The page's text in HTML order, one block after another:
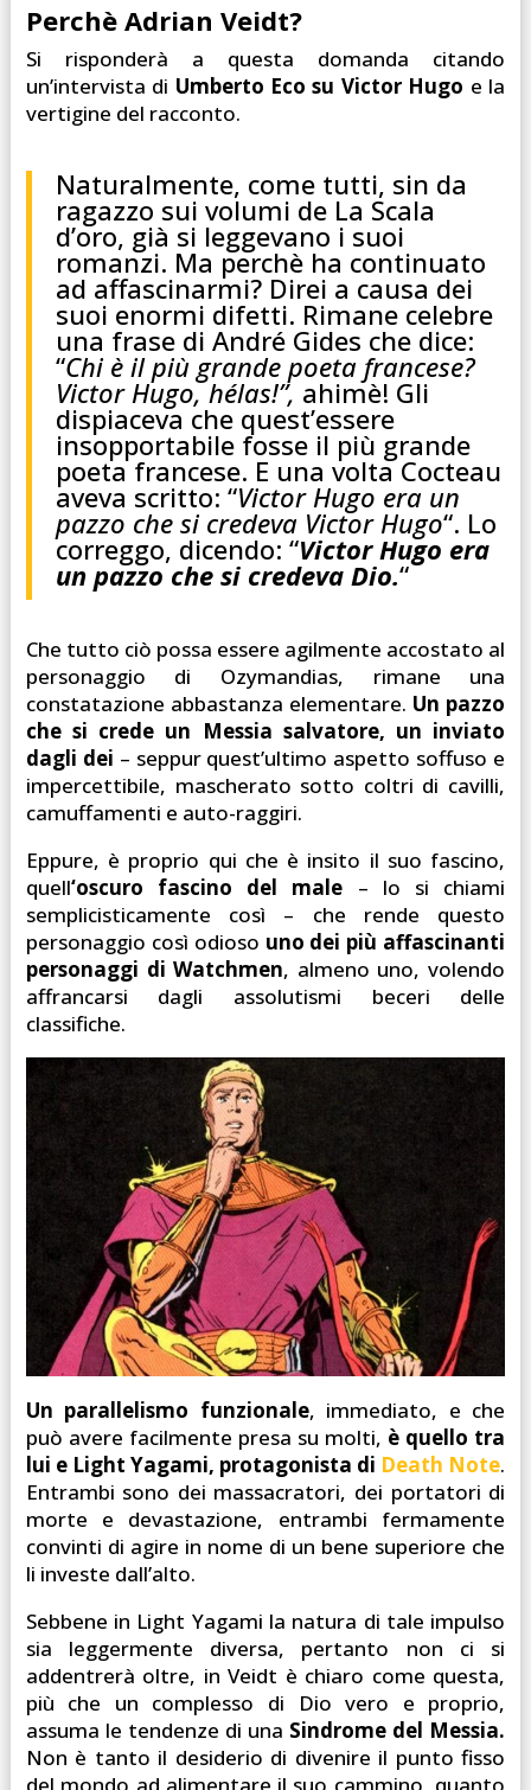
Perchè Adrian Veidt?
Si risponderà a questa domanda citando
un’intervista di Umberto Eco su Victor Hugo e la
vertigine del racconto.
Naturalmente, come tutti, sin da
ragazzo sui volumi de La Scala
d’oro, già si leggevano i suoi
romanzi. Ma perchè ha continuato
ad affascinarmi? Direi a causa dei
suoi enormi difetti. Rimane celebre
una frase di André Gides che dice:
“Chi è il più grande poeta francese?
Victor Hugo, hélas!”, ahimè! Gli
dispiaceva che quest’essere
insopportabile fosse il più grande
poeta francese. E una volta Cocteau
aveva scritto: “Victor Hugo era un
pazzo che si credeva Victor Hugo“. Lo
correggo, dicendo: “Victor Hugo era
un pazzo che si credeva Dio.“
Che tutto ciò possa essere agilmente accostato al
personaggio di Ozymandias, rimane una
constatazione abbastanza elementare. Un pazzo
che si crede un Messia salvatore, un inviato
dagli dei – seppur quest’ultimo aspetto soffuso e
impercettibile, mascherato sotto coltri di cavilli,
camuffamenti e auto-raggiri.
Eppure, è proprio qui che è insito il suo fascino,
quell‘oscuro fascino del male – lo si chiami
semplicisticamente così – che rende questo
personaggio così odioso uno dei più affascinanti
personaggi di Watchmen, almeno uno, volendo
affrancarsi dagli assolutismi beceri delle
classifiche.
Un parallelismo funzionale, immediato, e che
può avere facilmente presa su molti, è quello tra
lui e Light Yagami, protagonista di Death Note.
Entrambi sono dei massacratori, dei portatori di
morte e devastazione, entrambi fermamente
convinti di agire in nome di un bene superiore che
li investe dall’alto.
Sebbene in Light Yagami la natura di tale impulso
sia leggermente diversa, pertanto non ci si
addentrerà oltre, in Veidt è chiaro come questa,
più che un complesso di Dio vero e proprio,
assuma le tendenze di una Sindrome del Messia.
Non è tanto il desiderio di divenire il punto fisso